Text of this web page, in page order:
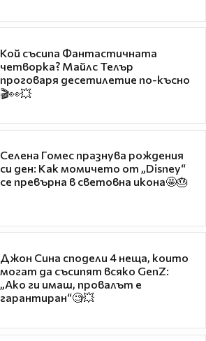
Кой съсипа Фантастичната
четворка? Майлс Телър
проговаря десетилетие по-късно
🎬👀💥
Селена Гомес празнува рождения
си ден: Как момичето от „Disney“
се превърна в световна икона🤩🎂
Джон Сина сподели 4 неща, които
могат да съсипят всяко GenZ:
„Ако ги имаш, провалът е
гарантиран“🧐💥